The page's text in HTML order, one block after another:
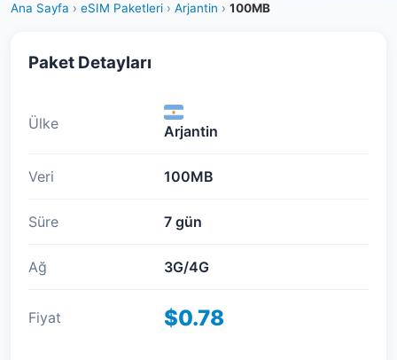
Ana Sayfa › eSIM Paketleri › Arjantin › 100MB
Paket Detayları
Ülke Arjantin
Veri 100MB
Süre 7 gün
Ağ 3G/4G
Fiyat $0.78